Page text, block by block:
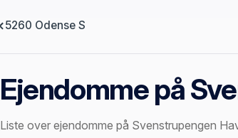
5260 Odense S
Ejendomme på
Liste over ejendomme på Svenstrupengen